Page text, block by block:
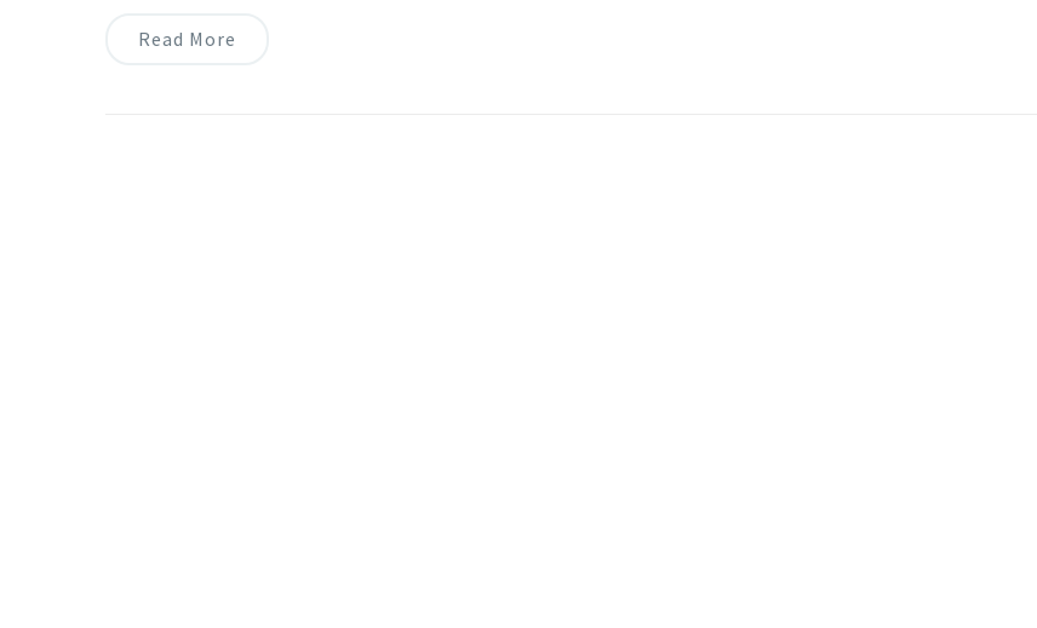
Read More